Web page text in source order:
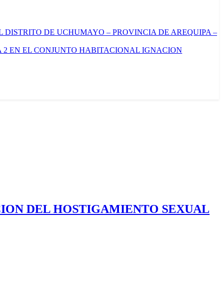
DISTRITO DE UCHUMAYO – PROVINCIA DE AREQUIPA –
EN EL CONJUNTO HABITACIONAL IGNACION
DEL HOSTIGAMIENTO SEXUAL